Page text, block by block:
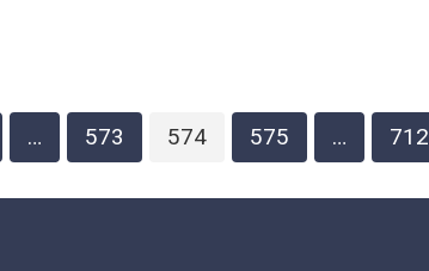
… 573 574 575 … 712